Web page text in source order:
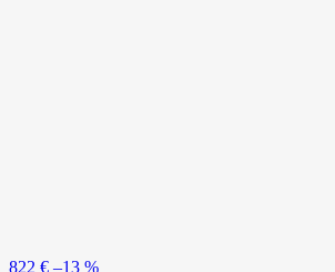
822 € –13 %